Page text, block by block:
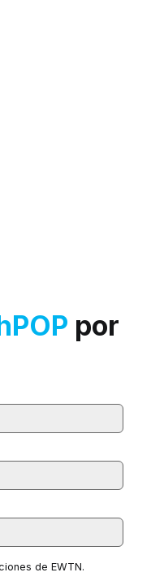
por
de EWTN.